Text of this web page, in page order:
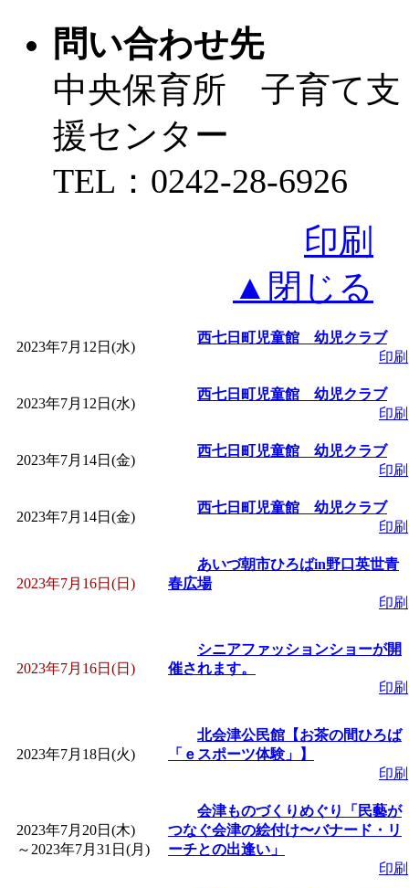
問い合わせ先
中央保育所 子育て支
援センター
TEL：0242-28-6926
印刷
▲閉じる
2023年7月12日(水)
西七日町児童館 幼児クラブ
印刷
2023年7月12日(水)
西七日町児童館 幼児クラブ
印刷
2023年7月14日(金)
西七日町児童館 幼児クラブ
印刷
2023年7月14日(金)
西七日町児童館 幼児クラブ
印刷
2023年7月16日(日)
あいづ朝市ひろばin野口英世青
春広場
印刷
2023年7月16日(日)
シニアファッションショーが開
催されます。
印刷
2023年7月18日(火)
北会津公民館【お茶の間ひろば
「ｅスポーツ体験」】
印刷
2023年7月20日(木)
～ 2023年7月31日(月)
会津ものづくりめぐり「民藝が
つなぐ会津の絵付け〜バナード・リ
ーチとの出逢い」
印刷